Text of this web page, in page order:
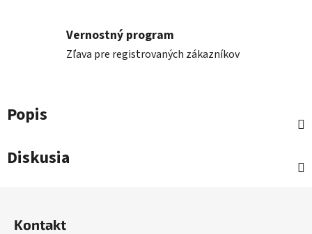
Vernostný program
Zľava pre registrovaných zákazníkov
Popis
Diskusia
Kontakt